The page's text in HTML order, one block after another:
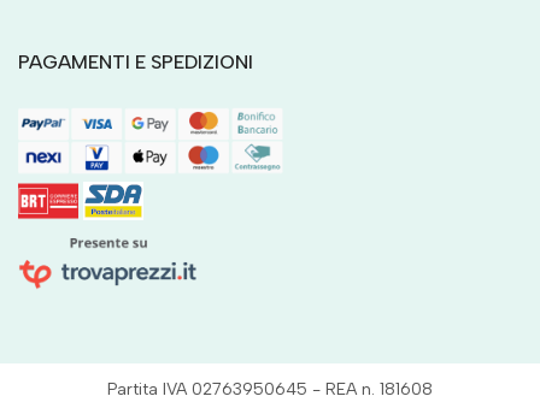
PAGAMENTI E SPEDIZIONI
Partita IVA 02763950645 - REA n. 181608